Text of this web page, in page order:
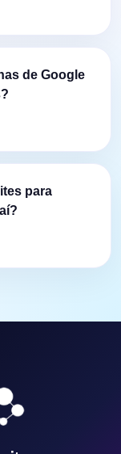
de Google
para